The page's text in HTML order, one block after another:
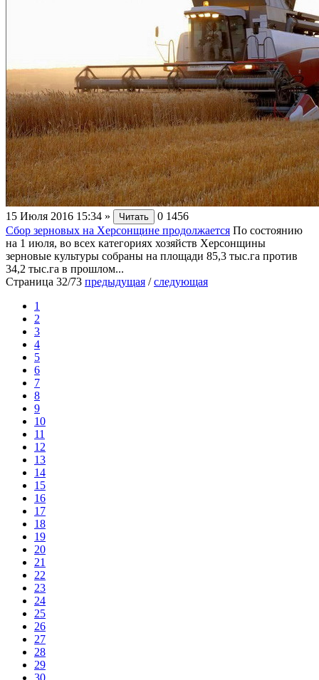
15 Июля 2016 15:34 » Читать 0 1456
Сбор зерновых на Херсонщине продолжается По состоянию
на 1 июля, во всех категориях хозяйств Херсонщины
зерновые культуры собраны на площади 85,3 тыс.га против
34,2 тыс.га в прошлом...
Страница 32/73 предыдущая /следующая
1
2
3
4
5
6
7
8
9
10
11
12
13
14
15
16
17
18
19
20
21
22
23
24
25
26
27
28
29
30